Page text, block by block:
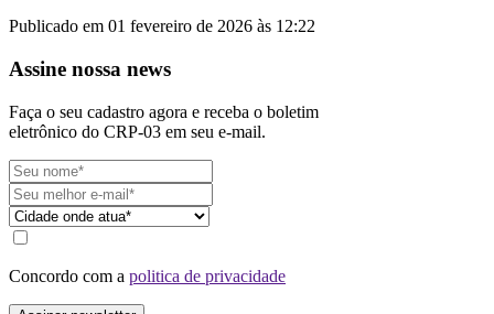
Publicado em 01 fevereiro de 2026 às 12:22
Assine nossa news
Faça o seu cadastro agora e receba o boletim
eletrônico do CRP-03 em seu e-mail.
Concordo com a politica de privacidade